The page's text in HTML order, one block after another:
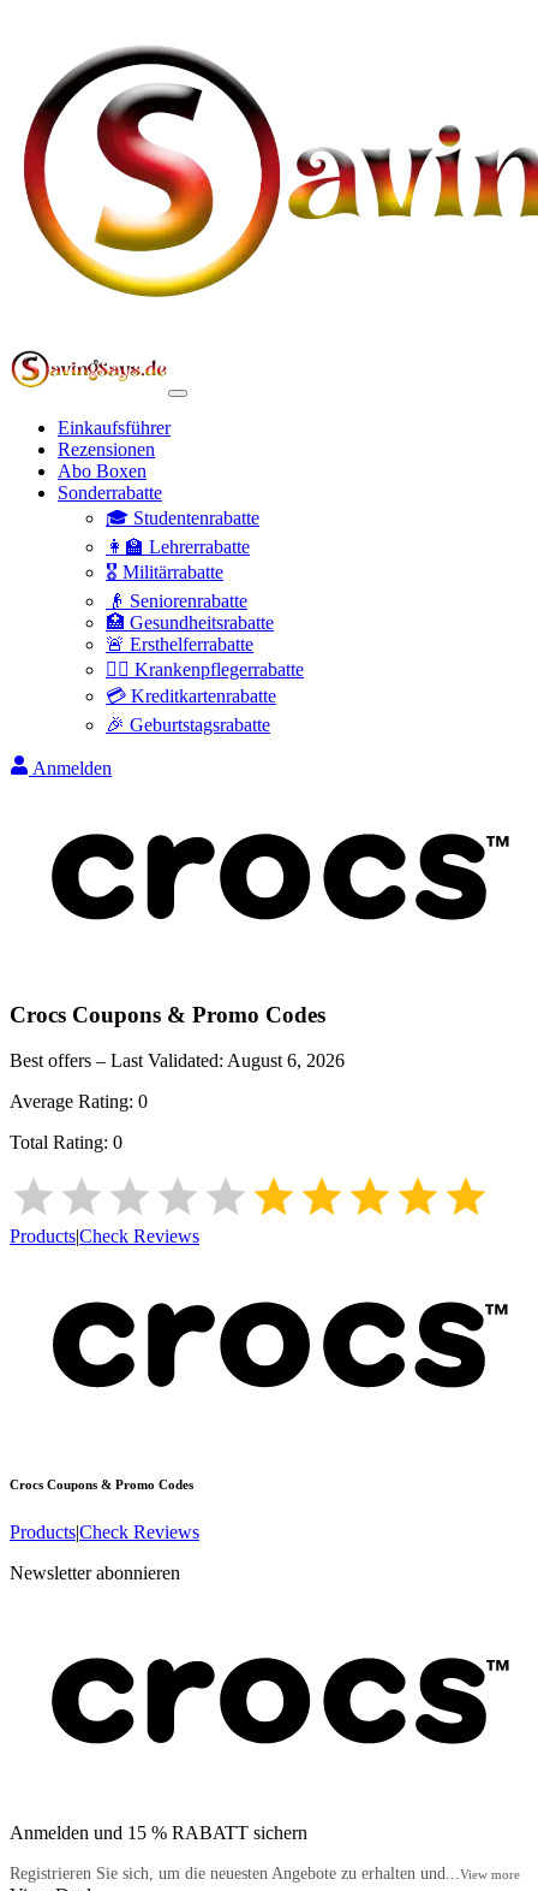
Einkaufsführer
Rezensionen
Abo Boxen
Sonderrabatte
🎓 Studentenrabatte
👩‍🏫 Lehrerrabatte
🎖️ Militärrabatte
👴 Seniorenrabatte
🏥 Gesundheitsrabatte
🚨 Ersthelferrabatte
👩‍⚕️ Krankenpflegerrabatte
💳 Kreditkartenrabatte
🎉 Geburtstagsrabatte
Anmelden
Crocs Coupons & Promo Codes
Best offers – Last Validated: August 6, 2026
Average Rating: 0
Total Rating: 0
Products|Check Reviews
Crocs Coupons & Promo Codes
Products|Check Reviews
Newsletter abonnieren
Anmelden und 15 % RABATT sichern
Registrieren Sie sich, um die neuesten Angebote zu erhalten und...View more